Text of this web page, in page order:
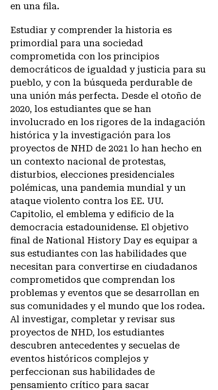
en una fila.
Estudiar y comprender la historia es
primordial para una sociedad
comprometida con los principios
democráticos de igualdad y justicia para su
pueblo, y con la búsqueda perdurable de
una unión más perfecta. Desde el otoño de
2020, los estudiantes que se han
involucrado en los rigores de la indagación
histórica y la investigación para los
proyectos de NHD de 2021 lo han hecho en
un contexto nacional de protestas,
disturbios, elecciones presidenciales
polémicas, una pandemia mundial y un
ataque violento contra los EE. UU.
Capitolio, el emblema y edificio de la
democracia estadounidense. El objetivo
final de National History Day es equipar a
sus estudiantes con las habilidades que
necesitan para convertirse en ciudadanos
comprometidos que comprendan los
problemas y eventos que se desarrollan en
sus comunidades y el mundo que los rodea.
Al investigar, completar y revisar sus
proyectos de NHD, los estudiantes
descubren antecedentes y secuelas de
eventos históricos complejos y
perfeccionan sus habilidades de
pensamiento crítico para sacar